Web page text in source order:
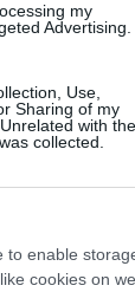
my
Advertising.
Use,
Sharing of my
with the
collected.
to enable
cookies on